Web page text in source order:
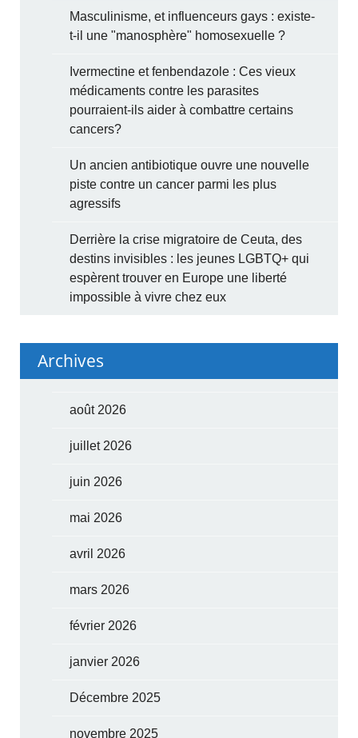
Masculinisme, et influenceurs gays : existe-
t-il une "manosphère" homosexuelle ?
Ivermectine et fenbendazole : Ces vieux
médicaments contre les parasites
pourraient-ils aider à combattre certains
cancers?
Un ancien antibiotique ouvre une nouvelle
piste contre un cancer parmi les plus
agressifs
Derrière la crise migratoire de Ceuta, des
destins invisibles : les jeunes LGBTQ+ qui
espèrent trouver en Europe une liberté
impossible à vivre chez eux
Archives
août 2026
juillet 2026
juin 2026
mai 2026
avril 2026
mars 2026
février 2026
janvier 2026
Décembre 2025
novembre 2025